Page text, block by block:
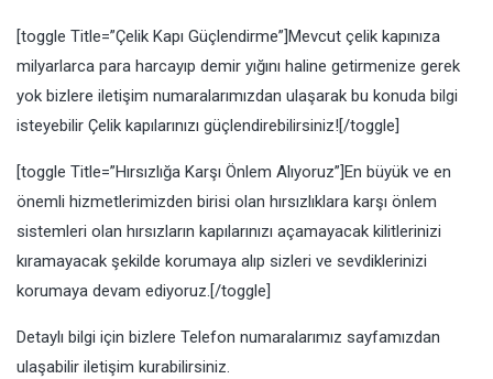
[toggle Title=”Çelik Kapı Güçlendirme”]Mevcut çelik kapınıza
milyarlarca para harcayıp demir yığını haline getirmenize gerek
yok bizlere iletişim numaralarımızdan ulaşarak bu konuda bilgi
isteyebilir Çelik kapılarınızı güçlendirebilirsiniz![/toggle]
[toggle Title=”Hırsızlığa Karşı Önlem Alıyoruz”]En büyük ve en
önemli hizmetlerimizden birisi olan hırsızlıklara karşı önlem
sistemleri olan hırsızların kapılarınızı açamayacak kilitlerinizi
kıramayacak şekilde korumaya alıp sizleri ve sevdiklerinizi
korumaya devam ediyoruz.[/toggle]
Detaylı bilgi için bizlere Telefon numaralarımız sayfamızdan
ulaşabilir iletişim kurabilirsiniz.